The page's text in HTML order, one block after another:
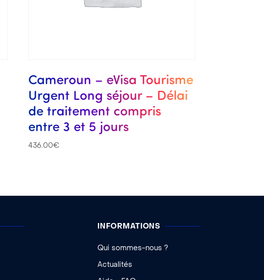
Cameroun – eVisa Tourisme
Urgent Long séjour – Délai
de traitement compris
entre 3 et 5 jours
436.00€
INFORMATIONS
Qui sommes-nous ?
Actualités